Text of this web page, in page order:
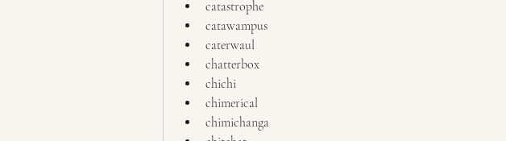
catastrophe
catawampus
caterwaul
chatterbox
chichi
chimerical
chimichanga